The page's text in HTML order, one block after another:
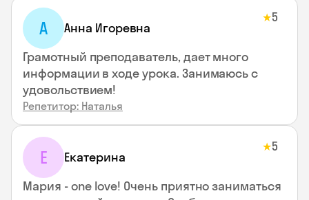
А Анна Игоревна
★5
Грамотный преподаватель, дает много
информации в ходе урока. Занимаюсь с
удовольствием!
Репетитор: Наталья
Е Екатерина
★5
Мария - one love! Очень приятно заниматься